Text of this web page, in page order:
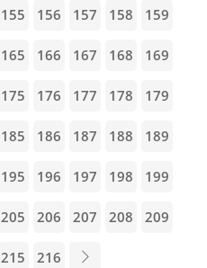
155 156 157 158 159
165 166 167 168 169
175 176 177 178 179
185 186 187 188 189
195 196 197 198 199
205 206 207 208 209
215 216